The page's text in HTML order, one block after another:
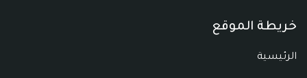
خريطة الموقع
الرئيسية